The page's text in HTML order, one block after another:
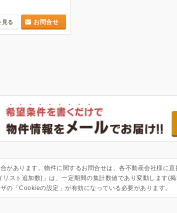
見る お問合せ
あります。物件に関するお問合せは、各不動産会社様に直
スト追加数)」は、一定期間の集計数値であり変動します(掲
の「Cookieの設定」が有効になっている必要があります。